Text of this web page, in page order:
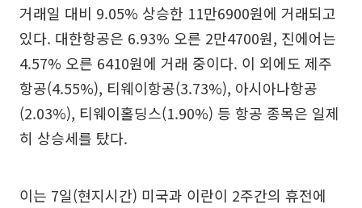
거래일 대비 9.05% 상승한 11만6900원에 거래되고
있다. 대한항공은 6.93% 오른 2만4700원, 진에어는
4.57% 오른 6410원에 거래 중이다. 이 외에도 제주
항공(4.55%), 티웨이항공(3.73%), 아시아나항공
(2.03%), 티웨이홀딩스(1.90%) 등 항공 종목은 일제
히 상승세를 탔다.
이는 7일(현지시간) 미국과 이란이 2주간의 휴전에